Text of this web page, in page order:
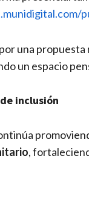
una
un espacio
inclusión
,